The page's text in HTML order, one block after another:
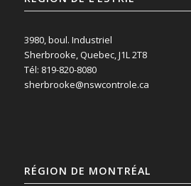
3980, boul. Industriel
Sherbrooke, Quebec, J1L 2T8
Tél: 819-820-8080
sherbrooke@nswcontrole.ca
RÉGION DE MONTRÉAL